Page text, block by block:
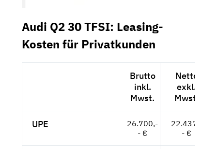
Audi Q2 30 TFSI: Leasing-
Kosten für Privatkunden
Brutto
inkl.
Mwst.
Netto
exkl.
Mwst.
UPE
26.700,-
- €
22.437,-
- €